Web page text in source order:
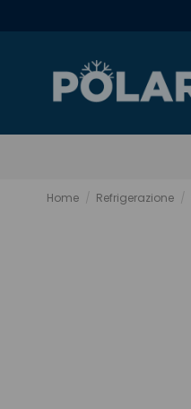
Home Refrigerazione